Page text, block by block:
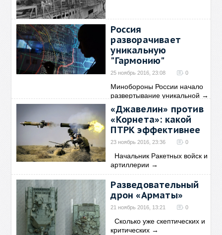
Россия
разворачивает
уникальную
"Гармонию"
25 ноябрь 2016, 23:08 0
Минобороны России начало
развертывание уникальной →
«Джавелин» против
«Корнета»: какой
ПТРК эффективнее
23 ноябрь 2016, 23:36 0
Начальник Ракетных войск и
артиллерии →
Разведовательный
дрон «Арматы»
21 ноябрь 2016, 13:21 0
Сколько уже скептических и
критических →